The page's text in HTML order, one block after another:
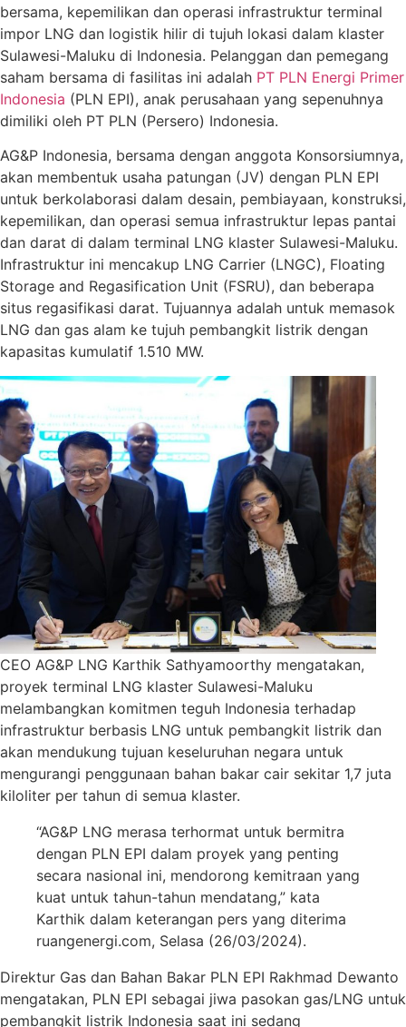
bersama, kepemilikan dan operasi infrastruktur terminal
impor LNG dan logistik hilir di tujuh lokasi dalam klaster
Sulawesi-Maluku di Indonesia. Pelanggan dan pemegang
saham bersama di fasilitas ini adalah PT PLN Energi Primer
Indonesia (PLN EPI), anak perusahaan yang sepenuhnya
dimiliki oleh PT PLN (Persero) Indonesia.
AG&P Indonesia, bersama dengan anggota Konsorsiumnya,
akan membentuk usaha patungan (JV) dengan PLN EPI
untuk berkolaborasi dalam desain, pembiayaan, konstruksi,
kepemilikan, dan operasi semua infrastruktur lepas pantai
dan darat di dalam terminal LNG klaster Sulawesi-Maluku.
Infrastruktur ini mencakup LNG Carrier (LNGC), Floating
Storage and Regasification Unit (FSRU), dan beberapa
situs regasifikasi darat. Tujuannya adalah untuk memasok
LNG dan gas alam ke tujuh pembangkit listrik dengan
kapasitas kumulatif 1.510 MW.
CEO AG&P LNG Karthik Sathyamoorthy mengatakan,
proyek terminal LNG klaster Sulawesi-Maluku
melambangkan komitmen teguh Indonesia terhadap
infrastruktur berbasis LNG untuk pembangkit listrik dan
akan mendukung tujuan keseluruhan negara untuk
mengurangi penggunaan bahan bakar cair sekitar 1,7 juta
kiloliter per tahun di semua klaster.
“AG&P LNG merasa terhormat untuk bermitra
dengan PLN EPI dalam proyek yang penting
secara nasional ini, mendorong kemitraan yang
kuat untuk tahun-tahun mendatang,” kata
Karthik dalam keterangan pers yang diterima
ruangenergi.com, Selasa (26/03/2024).
Direktur Gas dan Bahan Bakar PLN EPI Rakhmad Dewanto
mengatakan, PLN EPI sebagai jiwa pasokan gas/LNG untuk
pembangkit listrik Indonesia saat ini sedang